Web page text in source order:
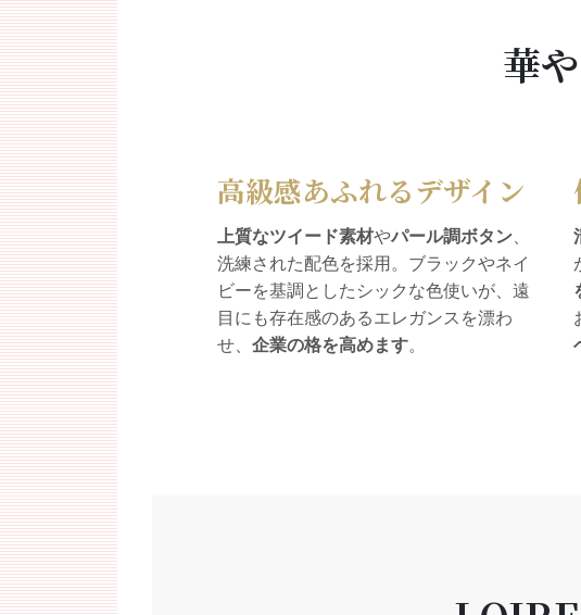
華
高級感あふれるデザイン
上質なツイード素材やパール調ボタン
洗練された配色を採用。ブラックやネイ
ビーを基調としたシックな色使いが、遠
目にも存在感のあるエレガンスを漂わ
せ、 企業の格を高めます。